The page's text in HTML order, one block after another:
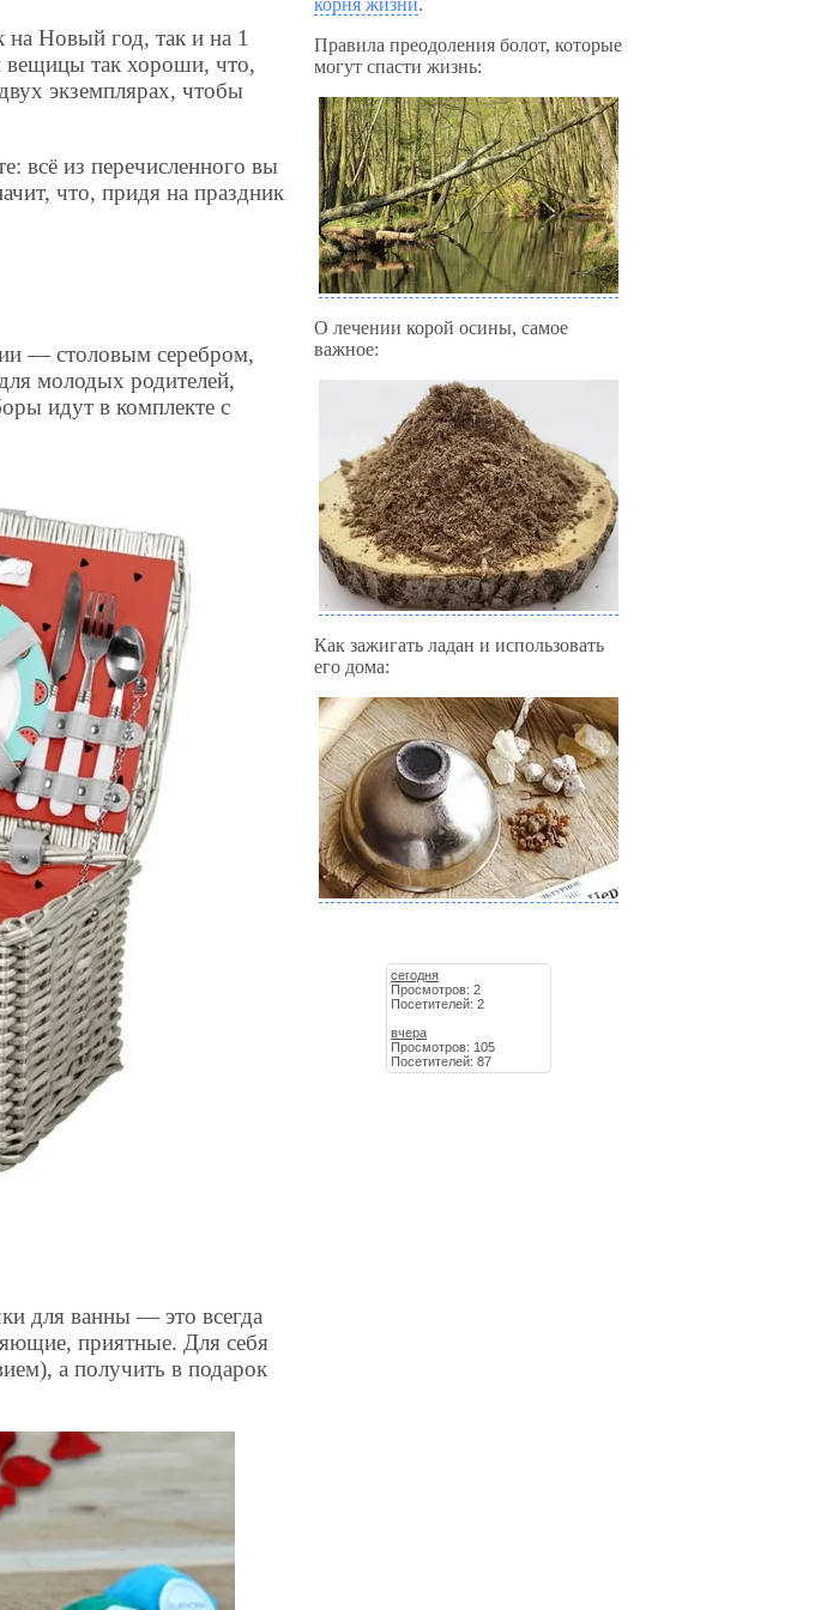
Новый год, так и на 1
вещицы так хороши, что,
экземплярах, чтобы
всё из перечисленного вы
что, придя на праздник
— столовым серебром,
молодых родителей,
идут в комплекте с
для ванны — это всегда
приятные. Для себя
а получить в подарок
Правила преодоления болот, которые
могут спасти жизнь:
О лечении корой осины, самое
важное:
Как зажигать ладан и использовать
его дома:
сегодня
Просмотров: 2
Посетителей: 2
вчера
Просмотров: 105
Посетителей: 87